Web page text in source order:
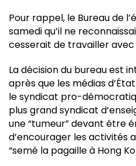
Pour rappel, le Bureau de
samedi qu’il ne
cesserait de travailler avec
La décision du bureau est
après que les médias
le syndicat pro-
plus grand syndicat
une “tumeur” devant être
d’encourager les activités
“semé la pagaille à Hong